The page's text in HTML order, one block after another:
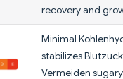
recovery and
Minimal
stabilizes
Vermeiden